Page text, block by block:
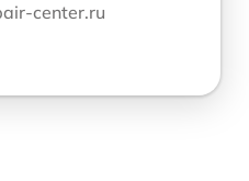
center.ru